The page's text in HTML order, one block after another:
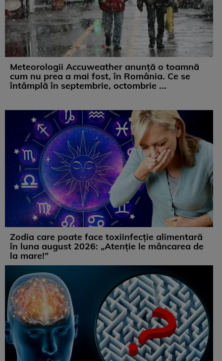
Meteorologii Accuweather anunță o toamnă
cum nu prea a mai fost, în România. Ce se
întâmplă în septembrie, octombrie ...
Zodia care poate face toxiinfecție alimentară
în luna august 2026: „Atenție le mâncarea de
la mare!”